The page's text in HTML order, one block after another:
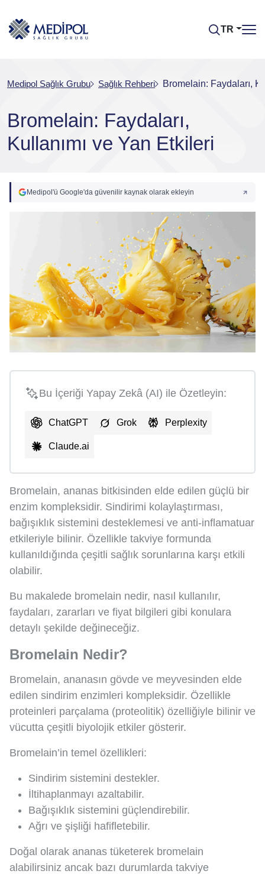
TR
Medipol Sağlık Grubu Sağlık Rehberi Bromelain: Faydaları,
Bromelain: Faydaları,
Kullanımı ve Yan Etkileri
Medipol'ü Google'da güvenilir kaynak olarak ekleyin
Bu İçeriği Yapay Zekâ (AI) ile Özetleyin:
ChatGPT Grok Perplexity
Claude.ai
Bromelain, ananas bitkisinden elde edilen güçlü bir
enzim kompleksidir. Sindirimi kolaylaştırması,
bağışıklık sistemini desteklemesi ve anti-inflamatuar
etkileriyle bilinir. Özellikle takviye formunda
kullanıldığında çeşitli sağlık sorunlarına karşı etkili
olabilir.
Bu makalede bromelain nedir, nasıl kullanılır,
faydaları, zararları ve fiyat bilgileri gibi konulara
detaylı şekilde değineceğiz.
Bromelain Nedir?
Bromelain, ananasın gövde ve meyvesinden elde
edilen sindirim enzimleri kompleksidir. Özellikle
proteinleri parçalama (proteolitik) özelliğiyle bilinir ve
vücutta çeşitli biyolojik etkiler gösterir.
Bromelain’in temel özellikleri:
Sindirim sistemini destekler.
İltihaplanmayı azaltabilir.
Bağışıklık sistemini güçlendirebilir.
Ağrı ve şişliği hafifletebilir.
Doğal olarak ananas tüketerek bromelain
alabilirsiniz ancak bazı durumlarda takviye